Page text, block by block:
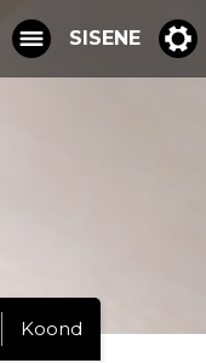
SISENE
Koond